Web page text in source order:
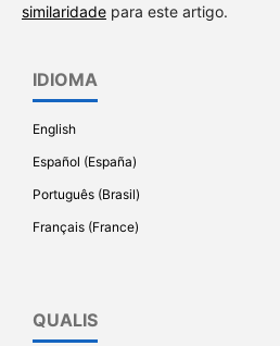
similaridadepara este artigo.
IDIOMA
English
Español (España)
Português (Brasil)
Français (France)
QUALIS